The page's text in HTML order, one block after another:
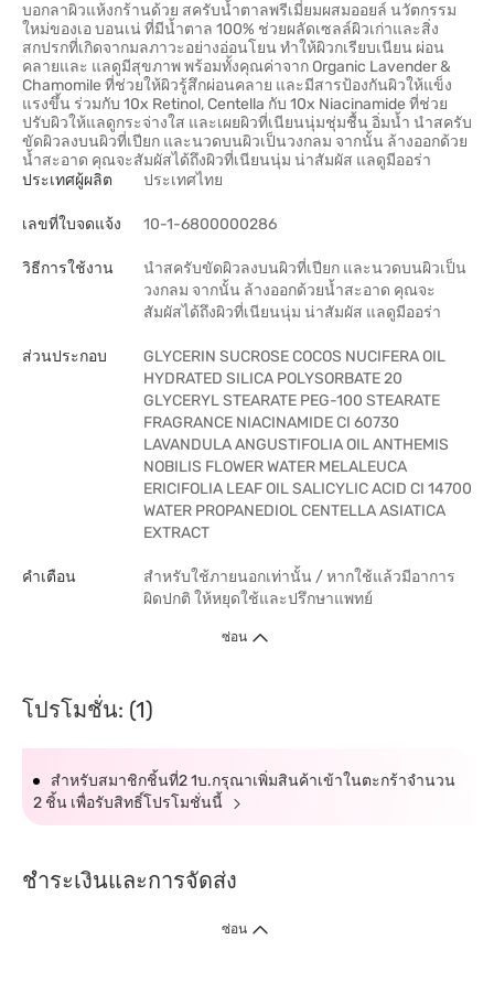
บอกลาผิวแห้งกร้านด้วย สครับน้ำตาลพรีเมี่ยมผสมออยล์ นวัตกรรม
ใหม่ของเอ บอนเน่ ที่มีน้ำตาล 100% ช่วยผลัดเซลล์ผิวเก่าและสิ่ง
สกปรกที่เกิดจากมลภาวะอย่างอ่อนโยน ทำให้ผิวกเรียบเนียน ผ่อน
คลายและ แลดูมีสุขภาพ พร้อมทั้งคุณค่าจาก Organic Lavender &
Chamomile ที่ช่วยให้ผิวรู้สึกผ่อนคลาย และมีสารป้องกันผิวให้แข็ง
แรงขึ้น ร่วมกับ 10x Retinol, Centella กับ 10x Niacinamide ที่ช่วย
ปรับผิวให้แลดูกระจ่างใส และเผยผิวที่เนียนนุ่มชุ่มชื้น อิ่มน้ำ นำสครับ
ขัดผิวลงบนผิวที่เปียก และนวดบนผิวเป็นวงกลม จากนั้น ล้างออกด้วย
น้ำสะอาด คุณจะสัมผัสได้ถึงผิวที่เนียนนุ่ม น่าสัมผัส แลดูมีออร่า
ประเทศผู้ผลิต
ประเทศไทย
เลขที่ใบจดแจ้ง 10-1-6800000286
วิธีการใช้งาน
นำสครับขัดผิวลงบนผิวที่เปียก และนวดบนผิวเป็น
วงกลม จากนั้น ล้างออกด้วยน้ำสะอาด คุณจะ
สัมผัสได้ถึงผิวที่เนียนนุ่ม น่าสัมผัส แลดูมีออร่า
ส่วนประกอบ
GLYCERIN SUCROSE COCOS NUCIFERA OIL
HYDRATED SILICA POLYSORBATE 20
GLYCERYL STEARATE PEG-100 STEARATE
FRAGRANCE NIACINAMIDE CI 60730
LAVANDULA ANGUSTIFOLIA OIL ANTHEMIS
NOBILIS FLOWER WATER MELALEUCA
ERICIFOLIA LEAF OIL SALICYLIC ACID CI 14700
WATER PROPANEDIOL CENTELLA ASIATICA
EXTRACT
คำเตือน
สำหรับใช้ภายนอกเท่านั้น / หากใช้แล้วมีอาการ
ผิดปกติ ให้หยุดใช้และปรึกษาแพทย์
ซ่อน
โปรโมชั่น: (1)
สำหรับสมาชิกชิ้นที่2 1บ.กรุณาเพิ่มสินค้าเข้าในตะกร้าจำนวน
2 ชิ้น เพื่อรับสิทธิ์โปรโมชั่นนี้
ชำระเงินและการจัดส่ง
ซ่อน